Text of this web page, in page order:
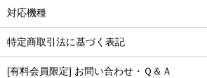
対応機種
特定商取引法に基づく表記
[有料会員限定] お問い合わせ・Ｑ＆Ａ